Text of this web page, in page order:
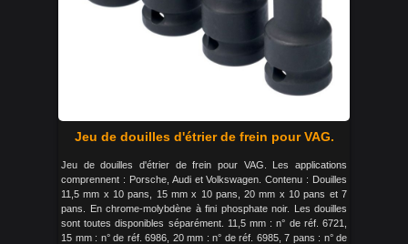
Jeu de douilles d'étrier de frein pour VAG.
Jeu de douilles d'étrier de frein pour VAG. Les applications
comprennent : Porsche, Audi et Volkswagen. Contenu : Douilles
11,5 mm x 10 pans, 15 mm x 10 pans, 20 mm x 10 pans et 7
pans. En chrome-molybdène à fini phosphate noir. Les douilles
sont toutes disponibles séparément. 11,5 mm : n° de réf. 6721,
15 mm : n° de réf. 6986, 20 mm : n° de réf. 6985, 7 pans : n° de